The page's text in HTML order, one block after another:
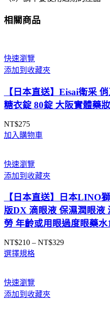
相關商品
快速瀏覽
添加到收藏夾
【日本直送】Eisai衛采
糖衣錠 80錠 大阪實體藥
NT$275
加入購物車
快速瀏覽
添加到收藏夾
【日本直送】日本LINO
版DX 滴眼液 保濕潤眼液
勞 年齡或用眼過度眼藥
NT$210 – NT$329價
選擇規格
快速瀏覽
添加到收藏夾